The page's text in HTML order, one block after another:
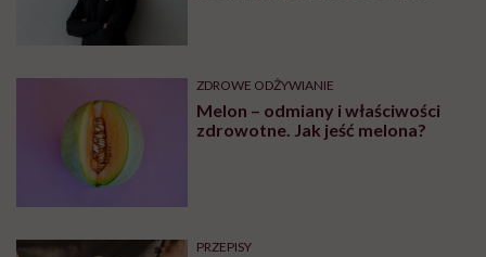
ZDROWE ODŻYWIANIE
Melon – odmiany i właściwości
zdrowotne. Jak jeść melona?
PRZEPISY